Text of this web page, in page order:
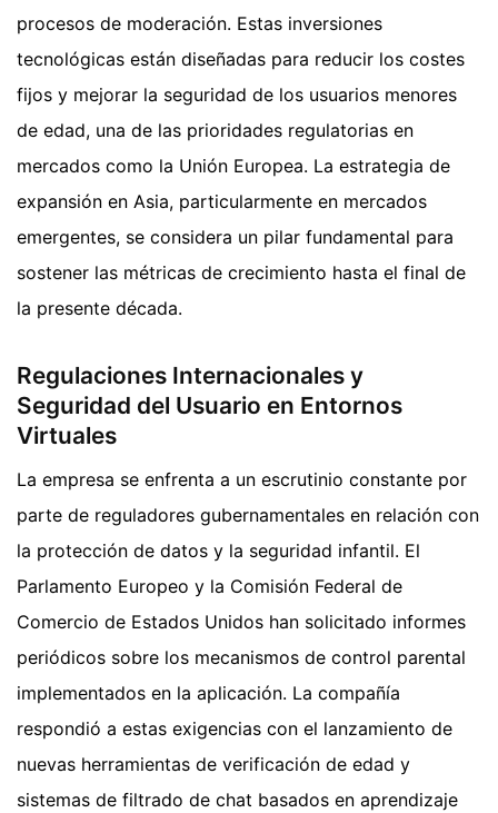
procesos de moderación. Estas inversiones
tecnológicas están diseñadas para reducir los costes
fijos y mejorar la seguridad de los usuarios menores
de edad, una de las prioridades regulatorias en
mercados como la Unión Europea. La estrategia de
expansión en Asia, particularmente en mercados
emergentes, se considera un pilar fundamental para
sostener las métricas de crecimiento hasta el final de
la presente década.
Regulaciones Internacionales y
Seguridad del Usuario en Entornos
Virtuales
La empresa se enfrenta a un escrutinio constante por
parte de reguladores gubernamentales en relación con
la protección de datos y la seguridad infantil. El
Parlamento Europeo y la Comisión Federal de
Comercio de Estados Unidos han solicitado informes
periódicos sobre los mecanismos de control parental
implementados en la aplicación. La compañía
respondió a estas exigencias con el lanzamiento de
nuevas herramientas de verificación de edad y
sistemas de filtrado de chat basados en aprendizaje